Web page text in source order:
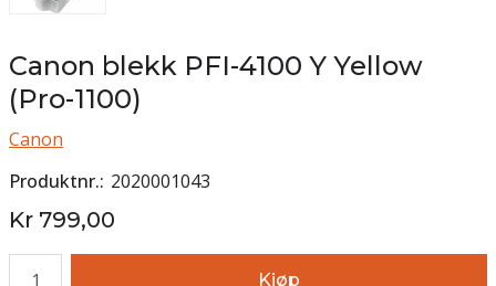
Canon blekk PFI-4100 Y Yellow
(Pro-1100)
Canon
Produktnr. 2020001043
Kr 799,00
Kjøp